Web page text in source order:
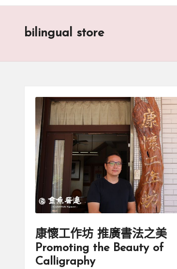
|
金
邊
緣
鄉
微
體
驗
力
成
bilingual store
康懷工作坊 推廣書法之美
Promoting the Beauty of
Calligraphy